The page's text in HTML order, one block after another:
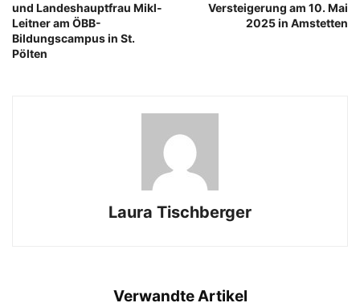
und Landeshauptfrau Mikl-
Leitner am ÖBB-
Bildungscampus in St.
Pölten
Versteigerung am 10. Mai
2025 in Amstetten
Laura Tischberger
Verwandte Artikel